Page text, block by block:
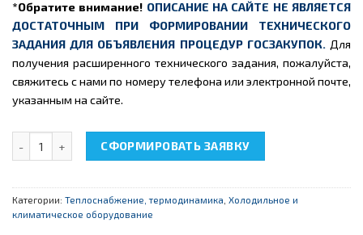
*Обратите внимание! ОПИСАНИЕ НА САЙТЕ НЕ ЯВЛЯЕТСЯ
ДОСТАТОЧНЫМ ПРИ ФОРМИРОВАНИИ ТЕХНИЧЕСКОГО
ЗАДАНИЯ ДЛЯ ОБЪЯВЛЕНИЯ ПРОЦЕДУР ГОСЗАКУПОК. Для
получения расширенного технического задания, пожалуйста,
свяжитесь с нами по номеру телефона или электронной почте,
указанным на сайте.
Количество товара НТЦ-14.57 "Термодинамика. Обратные
СФОРМИРОВАТЬ ЗАЯВКУ
Категории: Теплоснабжение, термодинамика Холодильное и
климатическое оборудование